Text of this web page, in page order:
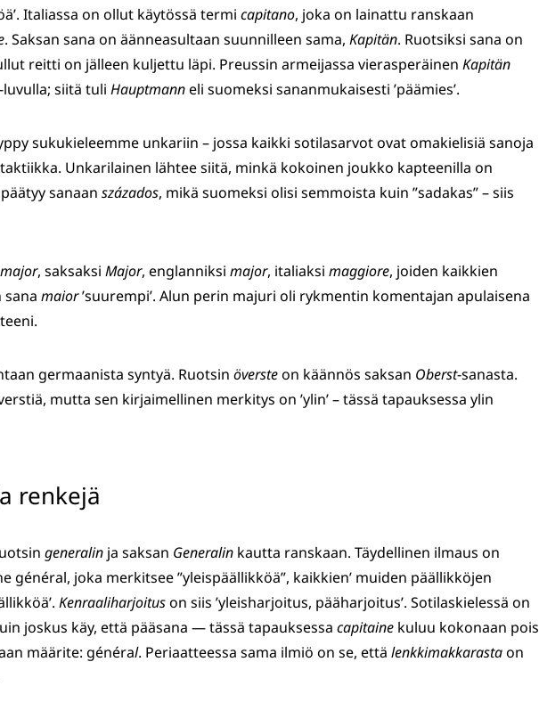
Italiassa on ollut käytössä termi capitano, joka on lainattu ranskaan
. Saksan sana on äänneasultaan suunnilleen sama, Kapitän. Ruotsiksi sana on
reitti on jälleen kuljettu läpi. Preussin armeijassa vierasperäinen Kapitän
siitä tuli Hauptmanneli suomeksi sananmukaisesti ’päämies’.
sukukieleemme unkariin – jossa kaikki sotilasarvot ovat omakielisiä sanoja
Unkarilainen lähtee siitä, minkä kokoinen joukko kapteenilla on
sanaan százados, mikä suomeksi olisi semmoista kuin ”sadakas” – siis
major, saksaksi Major, englanniksi major, italiaksi maggiore, joiden kaikkien
maior’suurempi’. Alun perin majuri oli rykmentin komentajan apulaisena
germaanista syntyä. Ruotsin översteon käännös saksan Oberst-sanasta.
mutta sen kirjaimellinen merkitys on ’ylin’ – tässä tapauksessa ylin
renkejä
generalin ja saksan Generalin kautta ranskaan. Täydellinen ilmaus on
général, joka merkitsee ”yleispäällikköä”, kaikkien’ muiden päällikköjen
Kenraaliharjoituson siis ’yleisharjoitus, pääharjoitus’. Sotilaskielessä on
joskus käy, että pääsana — tässä tapauksessa capitaine kuluu kokonaan pois
määrite: général. Periaatteessa sama ilmiö on se, että lenkkimakkarastaon